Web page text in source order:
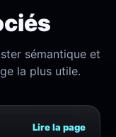
sémantique et
la plus utile.
Lire la page